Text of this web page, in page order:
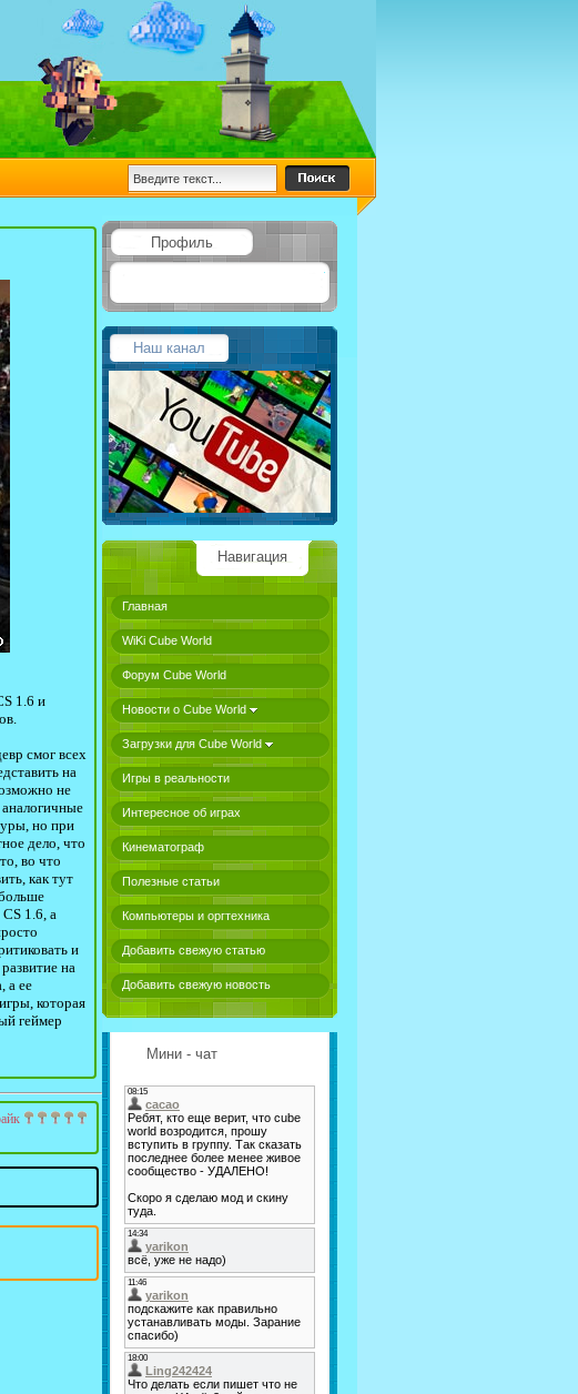
1.6 и
смог всех
на
не
но при
дело, что
во что
как тут
1.6, а
и
на
а ее
которая
геймер
Профиль
Наш канал
Навигация
Главная
WiKi Cube World
Форум Cube World
Новости о Cube World
Загрузки для Cube World
Игры в реальности
Интересное об играх
Кинематограф
Полезные статьи
Компьютеры и оргтехника
Добавить свежую статью
Добавить свежую новость
Мини - чат